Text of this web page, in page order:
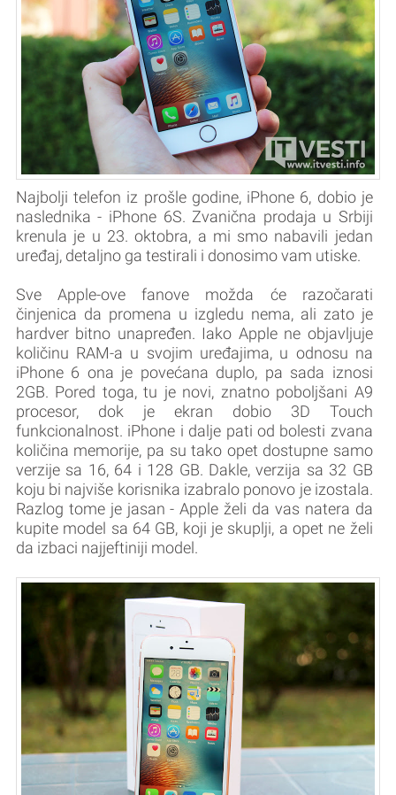
Najbolji telefon iz prošle godine, iPhone 6, dobio je
naslednika - iPhone 6S. Zvanična prodaja u Srbiji
krenula je u 23. oktobra, a mi smo nabavili jedan
uređaj, detaljno ga testirali i donosimo vam utiske.
Sve Apple-ove fanove možda će razočarati
činjenica da promena u izgledu nema, ali zato je
hardver bitno unapređen. Iako Apple ne objavljuje
količinu RAM-a u svojim uređajima, u odnosu na
iPhone 6 ona je povećana duplo, pa sada iznosi
2GB. Pored toga, tu je novi, znatno poboljšani A9
procesor, dok je ekran dobio 3D Touch
funkcionalnost. iPhone i dalje pati od bolesti zvana
količina memorije, pa su tako opet dostupne samo
verzije sa 16, 64 i 128 GB. Dakle, verzija sa 32 GB
koju bi najviše korisnika izabralo ponovo je izostala.
Razlog tome je jasan - Apple želi da vas natera da
kupite model sa 64 GB, koji je skuplji, a opet ne želi
da izbaci najjeftiniji model.